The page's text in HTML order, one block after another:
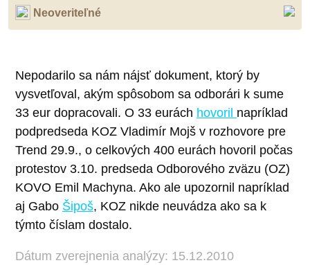
Neoveriteľné
Nepodarilo sa nám nájsť dokument, ktorý by
vysvetľoval, akým spôsobom sa odborári k sume
33 eur dopracovali. O 33 eurách hovoril napríklad
podpredseda KOZ Vladimír Mojš v rozhovore pre
Trend 29.9., o celkových 400 eurách hovoril počas
protestov 3.10. predseda Odborového zväzu (OZ)
KOVO Emil Machyna. Ako ale upozornil napríklad
aj Gabo Šipoš, KOZ nikde neuvádza ako sa k
týmto číslam dostalo.
Dátum zverejnenia analýzy: 15.12.2010